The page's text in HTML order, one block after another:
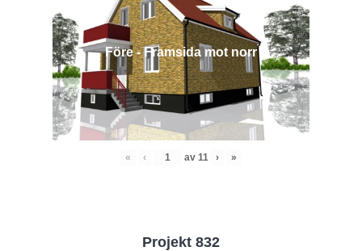
Före - Framsida mot norr
« ‹ av 11 › »
Projekt 832